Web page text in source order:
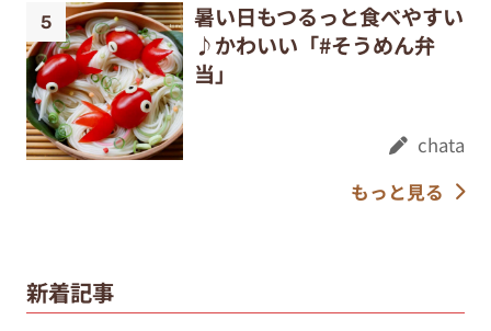
暑い日もつるっと食べやすい
♪かわいい「#そうめん弁
当」
chata
もっと見る
新着記事